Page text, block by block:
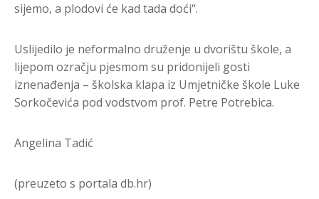
sijemo, a plodovi će kad tada doći“.
Uslijedilo je neformalno druženje u dvorištu škole, a
lijepom ozračju pjesmom su pridonijeli gosti
iznenađenja – školska klapa iz Umjetničke škole Luke
Sorkočevića pod vodstvom prof. Petre Potrebica.
Angelina Tadić
(preuzeto s portala db.hr)